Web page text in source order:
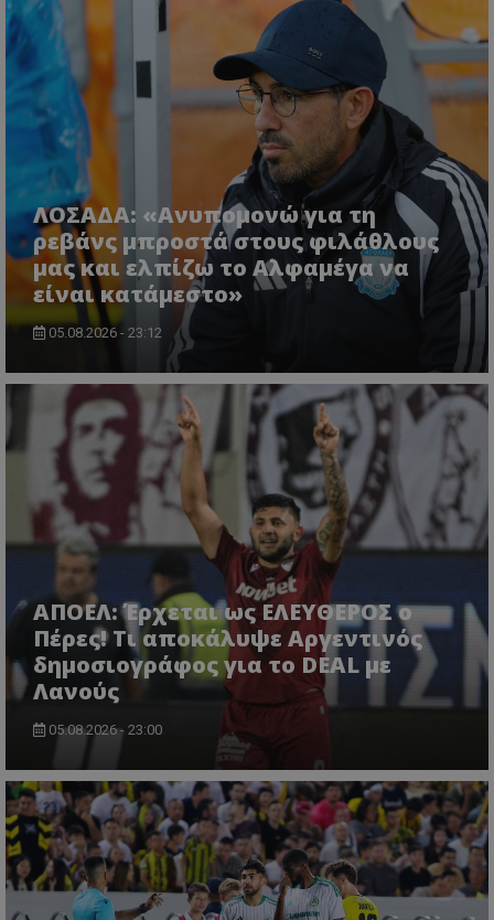
ΛΟΣΑΔΑ: «Ανυπομονώ για τη
ρεβάνς μπροστά στους φιλάθλους
μας και ελπίζω το Αλφαμέγα να
είναι κατάμεστο»
05.08.2026 - 23:12
ΑΠΟΕΛ: Έρχεται ως ΕΛΕΥΘΕΡΟΣ ο
Πέρες! Τι αποκάλυψε Αργεντινός
δημοσιογράφος για το DEAL με
Λανούς
05.08.2026 - 23:00